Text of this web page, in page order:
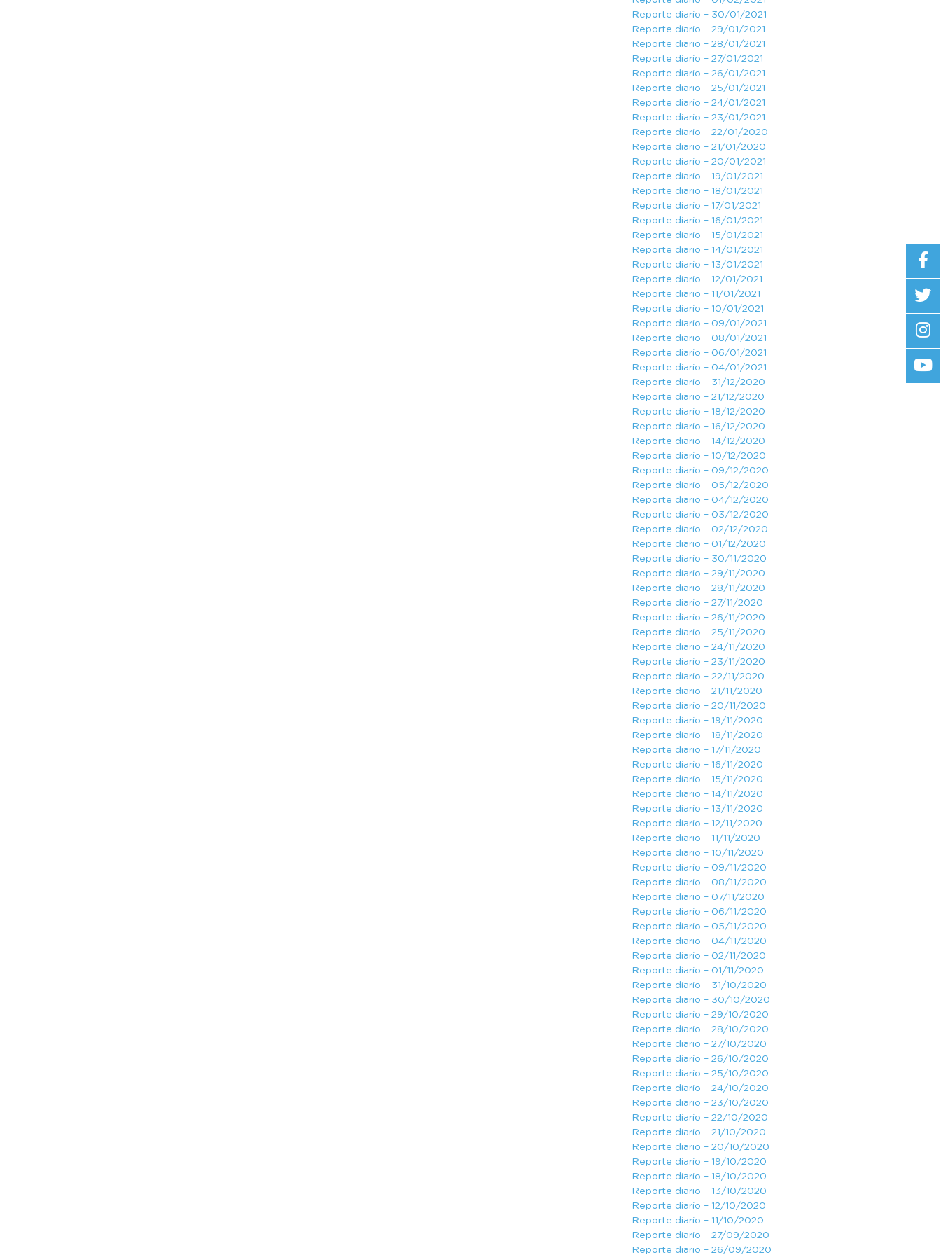
Reporte diario – 30/01/2021
Reporte diario – 29/01/2021
Reporte diario – 28/01/2021
Reporte diario – 27/01/2021
Reporte diario – 26/01/2021
Reporte diario – 25/01/2021
Reporte diario – 24/01/2021
Reporte diario – 23/01/2021
Reporte diario – 22/01/2020
Reporte diario – 21/01/2020
Reporte diario – 20/01/2021
Reporte diario – 19/01/2021
Reporte diario – 18/01/2021
Reporte diario – 17/01/2021
Reporte diario – 16/01/2021
Reporte diario – 15/01/2021
Reporte diario – 14/01/2021
Reporte diario – 13/01/2021
Reporte diario – 12/01/2021
Reporte diario – 11/01/2021
Reporte diario – 10/01/2021
Reporte diario – 09/01/2021
Reporte diario – 08/01/2021
Reporte diario – 06/01/2021
Reporte diario – 04/01/2021
Reporte diario – 31/12/2020
Reporte diario – 21/12/2020
Reporte diario – 18/12/2020
Reporte diario – 16/12/2020
Reporte diario – 14/12/2020
Reporte diario – 10/12/2020
Reporte diario – 09/12/2020
Reporte diario – 05/12/2020
Reporte diario – 04/12/2020
Reporte diario – 03/12/2020
Reporte diario – 02/12/2020
Reporte diario – 01/12/2020
Reporte diario – 30/11/2020
Reporte diario – 29/11/2020
Reporte diario – 28/11/2020
Reporte diario – 27/11/2020
Reporte diario – 26/11/2020
Reporte diario – 25/11/2020
Reporte diario – 24/11/2020
Reporte diario – 23/11/2020
Reporte diario – 22/11/2020
Reporte diario – 21/11/2020
Reporte diario – 20/11/2020
Reporte diario – 19/11/2020
Reporte diario – 18/11/2020
Reporte diario – 17/11/2020
Reporte diario – 16/11/2020
Reporte diario – 15/11/2020
Reporte diario – 14/11/2020
Reporte diario – 13/11/2020
Reporte diario – 12/11/2020
Reporte diario – 11/11/2020
Reporte diario – 10/11/2020
Reporte diario – 09/11/2020
Reporte diario – 08/11/2020
Reporte diario – 07/11/2020
Reporte diario – 06/11/2020
Reporte diario – 05/11/2020
Reporte diario – 04/11/2020
Reporte diario – 02/11/2020
Reporte diario – 01/11/2020
Reporte diario – 31/10/2020
Reporte diario – 30/10/2020
Reporte diario – 29/10/2020
Reporte diario – 28/10/2020
Reporte diario – 27/10/2020
Reporte diario – 26/10/2020
Reporte diario – 25/10/2020
Reporte diario – 24/10/2020
Reporte diario – 23/10/2020
Reporte diario – 22/10/2020
Reporte diario – 21/10/2020
Reporte diario – 20/10/2020
Reporte diario – 19/10/2020
Reporte diario – 18/10/2020
Reporte diario – 13/10/2020
Reporte diario – 12/10/2020
Reporte diario – 11/10/2020
Reporte diario – 27/09/2020
Reporte diario – 26/09/2020